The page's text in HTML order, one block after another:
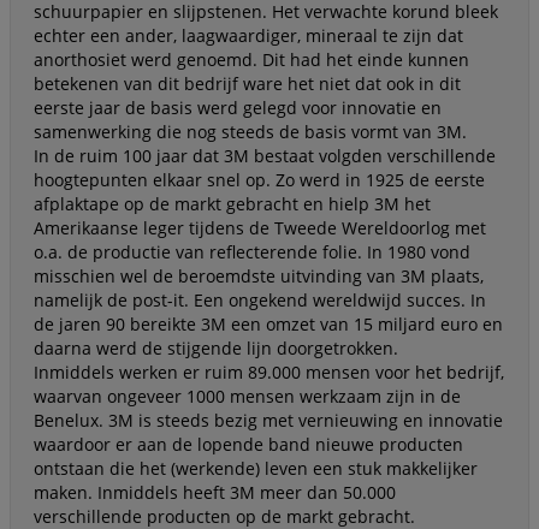
schuurpapier en slijpstenen. Het verwachte korund bleek
echter een ander, laagwaardiger, mineraal te zijn dat
anorthosiet werd genoemd. Dit had het einde kunnen
betekenen van dit bedrijf ware het niet dat ook in dit
eerste jaar de basis werd gelegd voor innovatie en
samenwerking die nog steeds de basis vormt van 3M.
In de ruim 100 jaar dat 3M bestaat volgden verschillende
hoogtepunten elkaar snel op. Zo werd in 1925 de eerste
afplaktape op de markt gebracht en hielp 3M het
Amerikaanse leger tijdens de Tweede Wereldoorlog met
o.a. de productie van reflecterende folie. In 1980 vond
misschien wel de beroemdste uitvinding van 3M plaats,
namelijk de post-it. Een ongekend wereldwijd succes. In
de jaren 90 bereikte 3M een omzet van 15 miljard euro en
daarna werd de stijgende lijn doorgetrokken.
Inmiddels werken er ruim 89.000 mensen voor het bedrijf,
waarvan ongeveer 1000 mensen werkzaam zijn in de
Benelux. 3M is steeds bezig met vernieuwing en innovatie
waardoor er aan de lopende band nieuwe producten
ontstaan die het (werkende) leven een stuk makkelijker
maken. Inmiddels heeft 3M meer dan 50.000
verschillende producten op de markt gebracht.